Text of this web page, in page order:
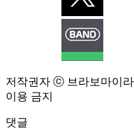
저작권자 ⓒ 브라보마이
이용 금지
댓글